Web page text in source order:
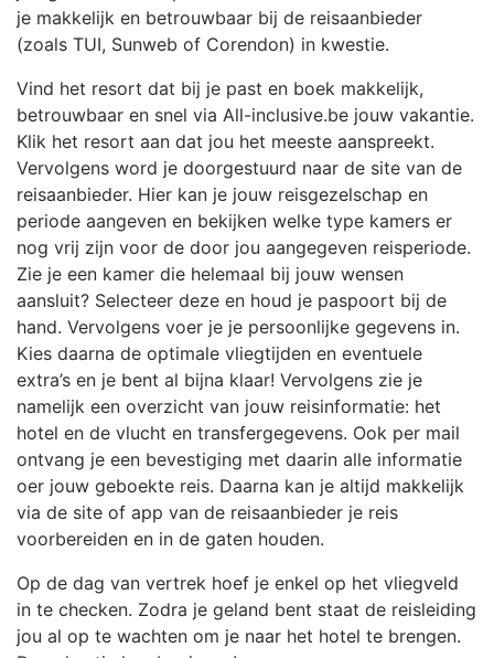
je makkelijk en betrouwbaar bij de reisaanbieder
(zoals TUI, Sunweb of Corendon) in kwestie.
Vind het resort dat bij je past en boek makkelijk,
betrouwbaar en snel via All-inclusive.be jouw vakantie.
Klik het resort aan dat jou het meeste aanspreekt.
Vervolgens word je doorgestuurd naar de site van de
reisaanbieder. Hier kan je jouw reisgezelschap en
periode aangeven en bekijken welke type kamers er
nog vrij zijn voor de door jou aangegeven reisperiode.
Zie je een kamer die helemaal bij jouw wensen
aansluit? Selecteer deze en houd je paspoort bij de
hand. Vervolgens voer je je persoonlijke gegevens in.
Kies daarna de optimale vliegtijden en eventuele
extra’s en je bent al bijna klaar! Vervolgens zie je
namelijk een overzicht van jouw reisinformatie: het
hotel en de vlucht en transfergegevens. Ook per mail
ontvang je een bevestiging met daarin alle informatie
oer jouw geboekte reis. Daarna kan je altijd makkelijk
via de site of app van de reisaanbieder je reis
voorbereiden en in de gaten houden.
Op de dag van vertrek hoef je enkel op het vliegveld
in te checken. Zodra je geland bent staat de reisleiding
jou al op te wachten om je naar het hotel te brengen.